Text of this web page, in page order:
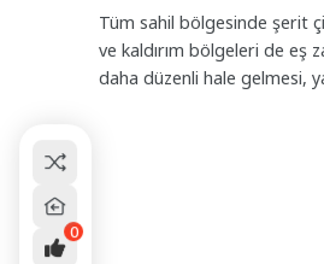
Tüm sahil bölgesinde şerit
ve kaldırım bölgeleri de eş
daha düzenli hale gelmesi,
0